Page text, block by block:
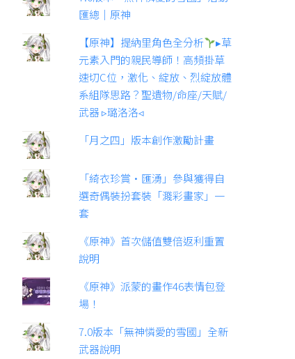
匯總｜原神
【原神】提納里角色全分析
▸草
元素入門的親民導師！高頻掛草
速切C位，激化、綻放、烈綻放體
系組隊思路？聖遺物/命座/天賦/
武器 ▹璐洛洛◃
「月之四」版本創作激勵計畫
「綺衣珍賞·匯湧」參與獲得自
選奇偶裝扮套裝「濺彩畫家」一
套
《原神》首次儲值雙倍返利重置
說明
《原神》派蒙的畫作46表情包登
場！
7.0版本「無神憐愛的雪國」全新
武器說明